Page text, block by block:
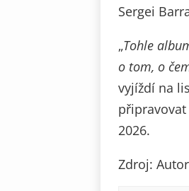
Sergei
„Tohle
o tom, o
vyjíždí na
2026.
Zdroj: